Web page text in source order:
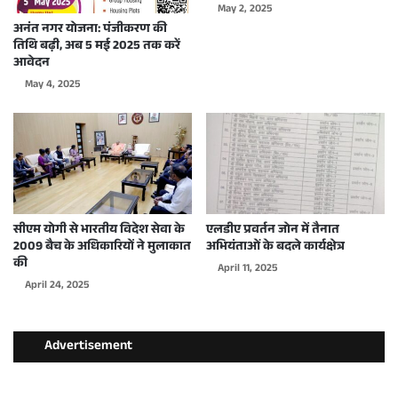
अनंत नगर योजना: पंजीकरण की
तिथि बढ़ी, अब 5 मई 2025 तक करें
आवेदन
May 4, 2025
May 2, 2025
सीएम योगी से भारतीय विदेश सेवा के
2009 बैच के अधिकारियों ने मुलाकात
की
April 24, 2025
एलडीए प्रवर्तन जोन में तैनात
अभियंताओं के बदले कार्यक्षेत्र
April 11, 2025
Advertisement